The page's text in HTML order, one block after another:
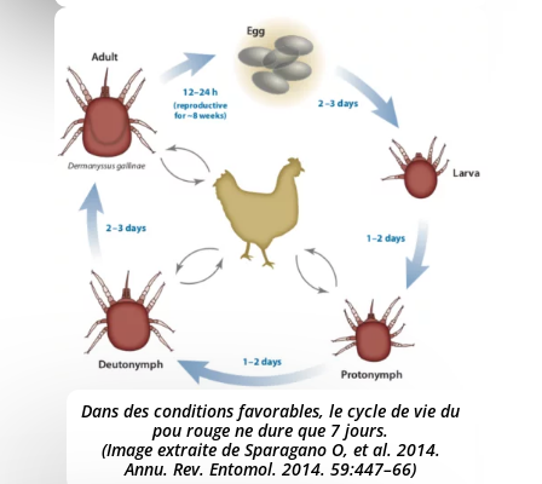
Dans des conditions favorables, le cycle de vie du
pou rouge ne dure que 7 jours.
(Image extraite de Sparagano O, et al. 2014.
Annu. Rev. Entomol. 2014. 59:447–66)